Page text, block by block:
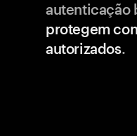
autenticação
protegem
autorizados.